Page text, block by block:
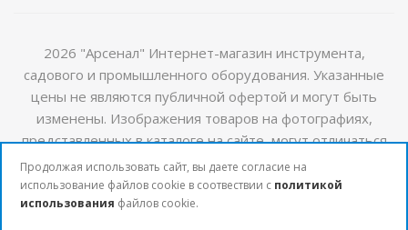
2026 "Арсенал" Интернет-магазин инструмента,
садового и промышленного оборудования. Указанные
цены не являются публичной офертой и могут быть
изменены. Изображения товаров на фотографиях,
представленных в каталоге на сайте, могут отличаться
от оригиналов. Актуальную информацию о стоимости и
наличии товаров можно получить у наших менеджеров
Продолжая использовать сайт, вы даете согласие на
использование файлов cookie в соотвествии с политикой
использования файлов cookie.